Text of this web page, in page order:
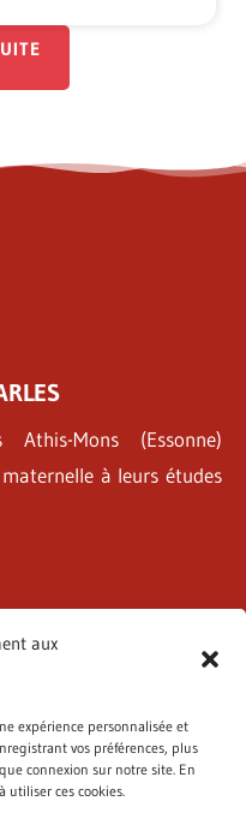
aux
expérience personnalisée et
vos préférences, plus
connexion sur notre site. En
utiliser ces cookies.
Athis-Mons (Essonne)
à leurs études